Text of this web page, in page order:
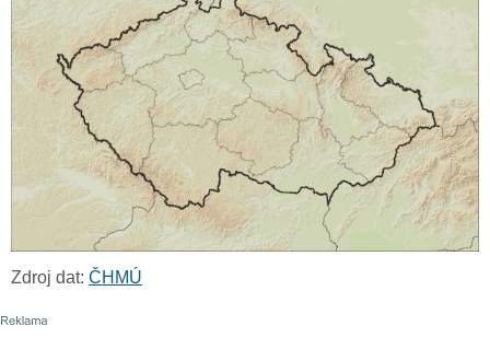
Zdroj dat: ČHMÚ